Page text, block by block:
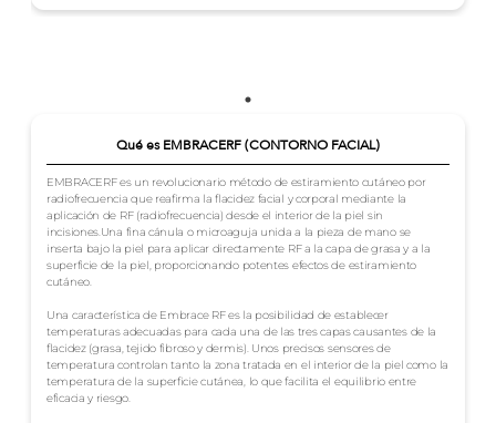
Qué es EMBRACERF (CONTORNO FACIAL)
EMBRACERF es un revolucionario método de estiramiento cutáneo por
radiofrecuencia que reafirma la flacidez facial y corporal mediante la
aplicación de RF (radiofrecuencia) desde el interior de la piel sin
incisiones.Una fina cánula o microaguja unida a la pieza de mano se
inserta bajo la piel para aplicar directamente RF a la capa de grasa y a la
superficie de la piel, proporcionando potentes efectos de estiramiento
cutáneo.
Una característica de Embrace RF es la posibilidad de establecer
temperaturas adecuadas para cada una de las tres capas causantes de la
flacidez (grasa, tejido fibroso y dermis). Unos precisos sensores de
temperatura controlan tanto la zona tratada en el interior de la piel como la
temperatura de la superficie cutánea, lo que facilita el equilibrio entre
eficacia y riesgo.